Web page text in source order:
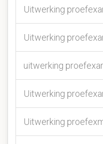
Uitwerking
Uitwerking
uitwerking
Uitwerking
Uitwerking